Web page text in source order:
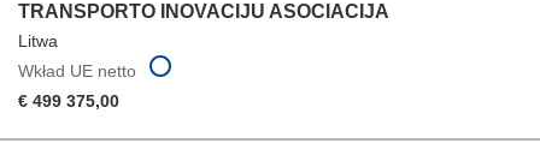
TRANSPORTO INOVACIJU ASOCIACIJA
Litwa
Wkład UE netto
€ 499 375,00